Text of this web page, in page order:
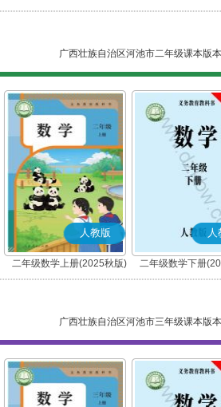
春版)(部编版)
广西壮族自治区河池市二年级课本版本
人教版
二年级数学上册(2025秋版)
人
二年级数学下册
广西壮族自治区河池市三年级课本版本